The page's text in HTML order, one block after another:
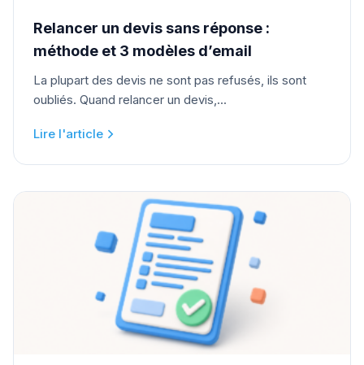
Relancer un devis sans réponse :
méthode et 3 modèles d’email
La plupart des devis ne sont pas refusés, ils sont
oubliés. Quand relancer un devis,...
Lire l'article